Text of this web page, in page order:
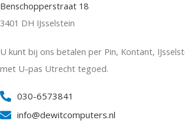
Benschopperstraat 18
3401 DH IJsselstein
U kunt bij ons betalen per Pin, Kontant,
met U-pas Utrecht tegoed.
030-6573841
info@dewitcomputers.nl